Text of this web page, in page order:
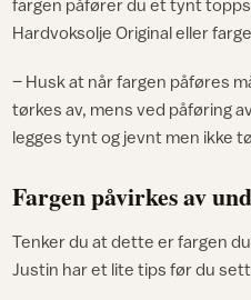
fargen påfører du et tynt
Hardvoksolje Original eller
– Husk at når fargen påføres
tørkes av, mens ved påføring
legges tynt og jevnt men ikke
Fargen påvirkes av
Tenker du at dette er fargen
Justin har et lite tips før du